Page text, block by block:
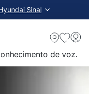
Sinal
de voz.